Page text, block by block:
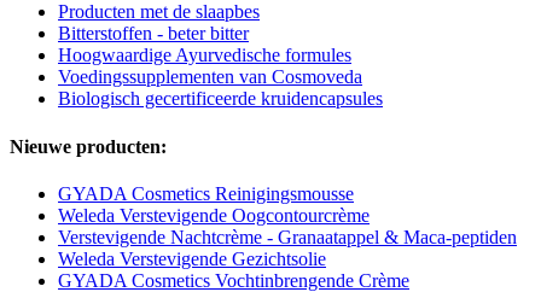
Producten met de slaapbes
Bitterstoffen - beter bitter
Hoogwaardige Ayurvedische formules
Voedingssupplementen van Cosmoveda
Biologisch gecertificeerde kruidencapsules
Nieuwe producten:
GYADA Cosmetics Reinigingsmousse
Weleda Verstevigende Oogcontourcrème
Verstevigende Nachtcrème - Granaatappel & Maca-peptiden
Weleda Verstevigende Gezichtsolie
GYADA Cosmetics Vochtinbrengende Crème